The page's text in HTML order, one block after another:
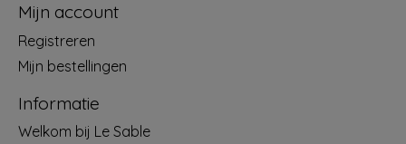
Mijn account
Registreren
Mijn bestellingen
Informatie
Welkom bij Le Sable